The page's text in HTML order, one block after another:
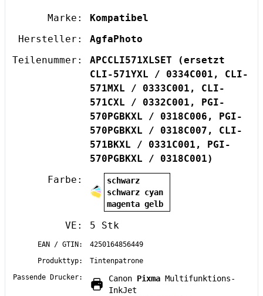
Marke:
Kompatibel
Hersteller:
AgfaPhoto
Teilenummer:
APCCLI571XLSET
(ersetzt
CLI-571YXL / 0334C001, CLI-
571MXL / 0333C001, CLI-
571CXL / 0332C001, PGI-
570PGBKXL / 0318C006, PGI-
570PGBKXL / 0318C007, CLI-
571BKXL / 0331C001, PGI-
570PGBKXL / 0318C001)
Farbe:
schwarz
schwarz cyan
magenta gelb
VE: 5 Stk
EAN / GTIN:
4250164856449
Produkttyp:
Tintenpatrone
Passende Drucker:
Canon Pixma Multifunktions-
InkJet